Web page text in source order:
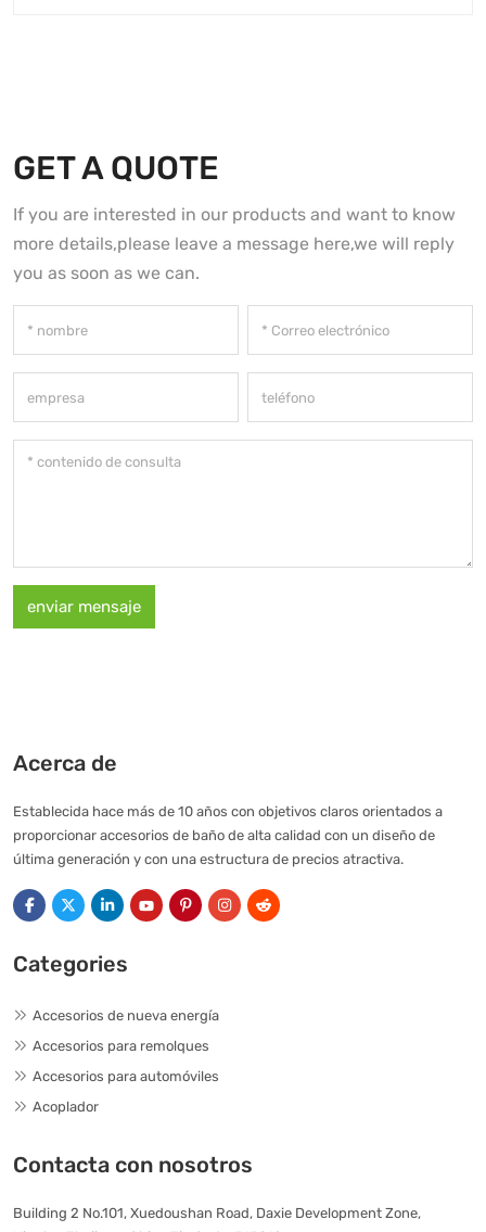
GET A QUOTE
If you are interested in our products and want to know
more details,please leave a message here,we will reply
you as soon as we can.
enviar mensaje
Acerca de
Establecida hace más de 10 años con objetivos claros orientados a
proporcionar accesorios de baño de alta calidad con un diseño de
última generación y con una estructura de precios atractiva.
Categories
Accesorios de nueva energía
Accesorios para remolques
Accesorios para automóviles
Acoplador
Contacta con nosotros
Building 2 No.101, Xuedoushan Road, Daxie Development Zone,